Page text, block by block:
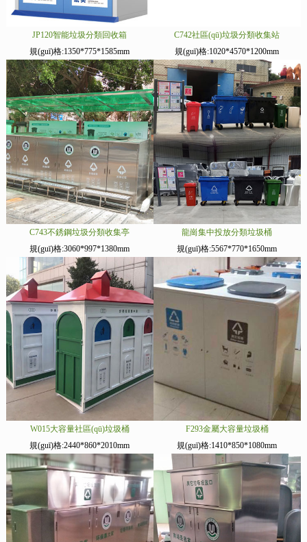
JP120智能垃圾分類回收箱
規(guī)格:1350*775*1585mm
C742社區(qū)垃圾分類收集站
規(guī)格:1020*4570*1200mm
C743不銹鋼垃圾分類收集亭
規(guī)格:3060*997*1380mm
龍崗集中投放分類垃圾桶
規(guī)格:5567*770*1650mm
W015大容量社區(qū)垃圾桶
規(guī)格:2440*860*2010mm
F293金屬大容量垃圾桶
規(guī)格:1410*850*1080mm